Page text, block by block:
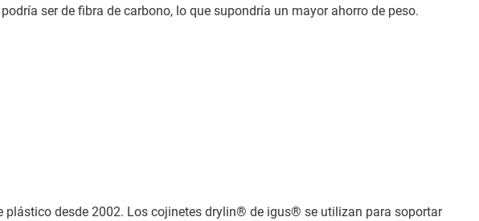
ser de fibra de carbono, lo que supondría un mayor ahorro de peso.
plástico desde 2002. Los cojinetes drylin® de igus® se utilizan para soportar